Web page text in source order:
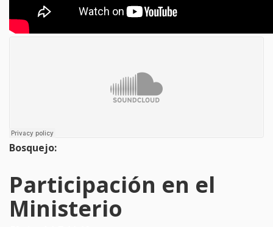
Bosquejo:
Participación en el
Ministerio